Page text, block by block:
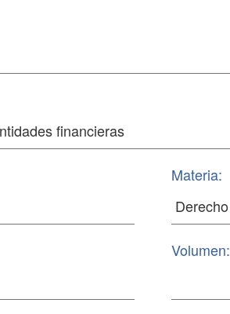
Materia:
Volumen: